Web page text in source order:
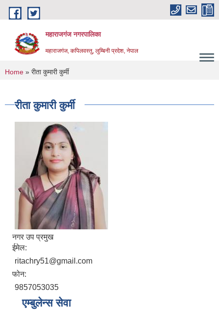
Skip to main content
महाराजगंज नगरपालिका
महाराजगंज, कपिलवस्तु, लुम्बिनी प्रदेश, नेपाल
You are here
Home » रीता कुमारी कुर्मी
रीता कुमारी कुर्मी
नगर उप प्रमुख
ईमेल:
ritachry51@gmail.com
फोन:
9857053035
एम्बुलेन्स सेवा